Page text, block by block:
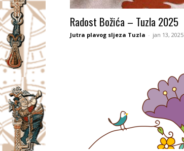
I
Radost Božića – Tuzla 2025
Jutra plavog sljeza Tuzla - jan 13, 2025